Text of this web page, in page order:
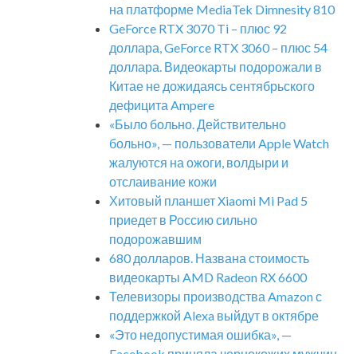
на платформе MediaTek Dimnesity 810
GeForce RTX 3070 Ti – плюс 92
доллара, GeForce RTX 3060 – плюс 54
доллара. Видеокарты подорожали в
Китае не дожидаясь сентябрьского
дефицита Ampere
«Было больно. Действительно
больно», — пользователи Apple Watch
жалуются на ожоги, волдыри и
отслаивание кожи
Хитовый планшет Xiaomi Mi Pad 5
приедет в Россию сильно
подорожавшим
680 долларов. Названа стоимость
видеокарты AMD Radeon RX 6600
Телевизоры производства Amazon с
поддержкой Alexa выйдут в октябре
«Это недопустимая ошибка», —